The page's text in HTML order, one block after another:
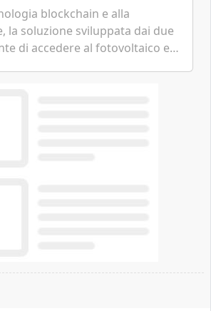
blockchain e alla
la soluzione sviluppata dai due
di accedere al fotovoltaico e